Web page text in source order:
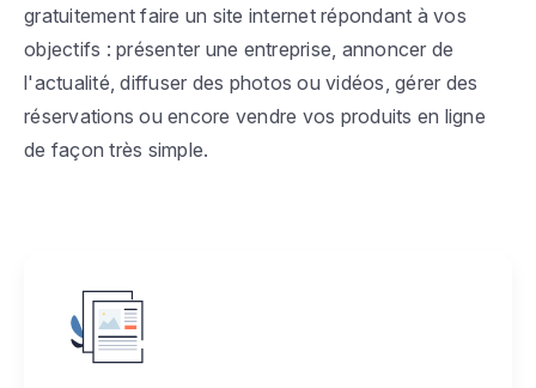
gratuitement faire un site internet répondant à vos
objectifs : présenter une entreprise, annoncer de
l'actualité, diffuser des photos ou vidéos, gérer des
réservations ou encore vendre vos produits en ligne
de façon très simple.